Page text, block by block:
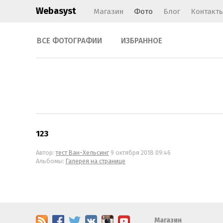
Webasyst Магазин Фото Блог
ВСЕ ФОТОГРАФИИ ИЗБРАННОЕ
123
Автор:тест Ван-Хельсинг 9 октября 2018 09:46
Альбомы: Галерея на странице
Магазин